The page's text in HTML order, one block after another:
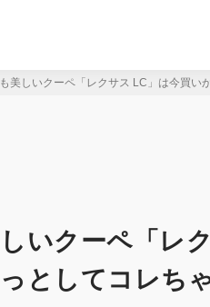
美しいクーペ「レクサス LC」は今買い
いクーペ「レ
としてコレち